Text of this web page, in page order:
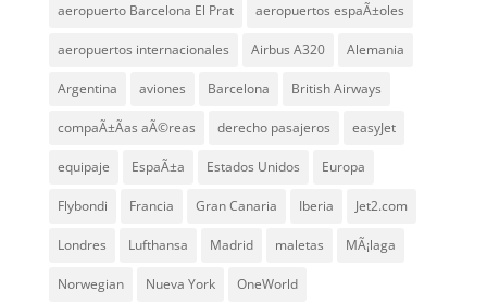
aeropuerto Barcelona El Prat aeropuertos espaÃ±oles
aeropuertos internacionales Airbus A320 Alemania
Argentina aviones Barcelona British Airways
compaÃ±Ã­as aÃ©reas derecho pasajeros easyJet
equipaje EspaÃ±a Estados Unidos Europa
Flybondi Francia Gran Canaria Iberia Jet2.com
Londres Lufthansa Madrid maletas MÃ¡laga
Norwegian Nueva York OneWorld